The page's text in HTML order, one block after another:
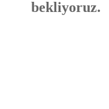
bekliyoruz.